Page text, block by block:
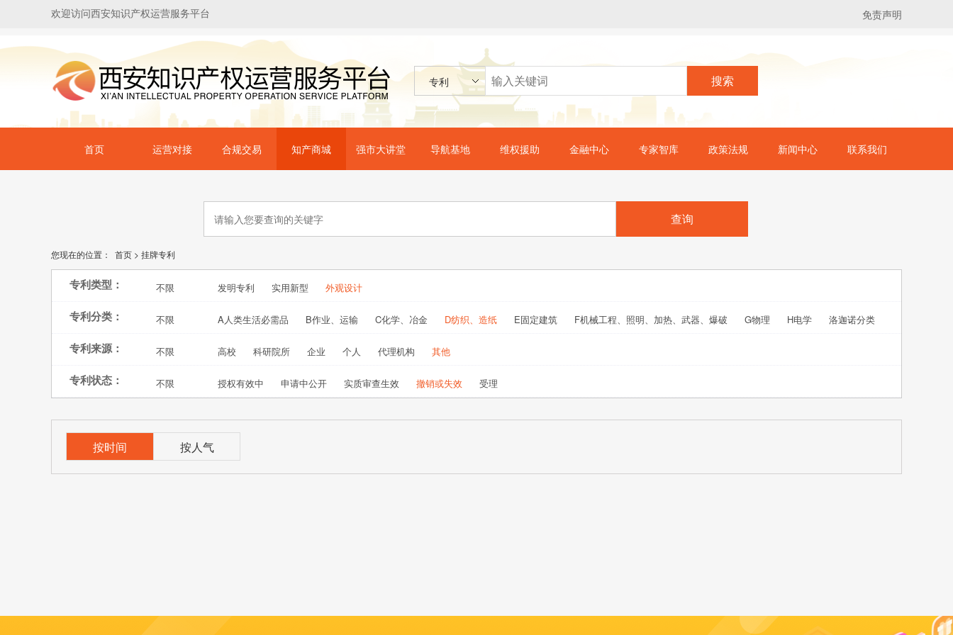
欢迎访问西安知识产权运营服务平台 免责声明
专利 搜索
首页 运营对接 合规交易 知产商城 强市大讲堂 导航基地 维权援助 金融中心 专家智库 政策法规 新闻中心 联系我们
您现在的位置： 首页 > 挂牌专利
专利类型： 不限 发明专利 实用新型 外观设计
专利分类： 不限 A人类生活必需品 B作业、运输 C化学、冶金 D纺织、造纸 E固定建筑 F机械工程、照明、加热、武器、爆破 G物理 H电学 洛迦诺分类
专利来源： 不限 高校 科研院所 企业 个人 代理机构 其他
专利状态： 不限 授权有效中 申请中公开 实质审查生效 撤销或失效 受理
按时间 按人气